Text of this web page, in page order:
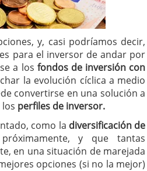
y, casi podríamos decir,
para el inversor de andar por
a los fondos de inversión con
la evolución cíclica a medio
convertirse en una solución a
perfiles de inversor.
como la diversificación de
y que tantas
en una situación de marejada
opciones (si no la mejor)